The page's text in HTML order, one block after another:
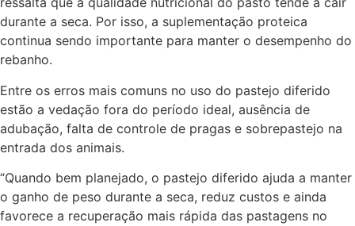
durante a seca. Por isso, a suplementação proteica
continua sendo importante para manter o desempenho do
rebanho.
Entre os erros mais comuns no uso do pastejo diferido
estão a vedação fora do período ideal, ausência de
adubação, falta de controle de pragas e sobrepastejo na
entrada dos animais.
“Quando bem planejado, o pastejo diferido ajuda a manter
o ganho de peso durante a seca, reduz custos e ainda
favorece a recuperação mais rápida das pastagens no